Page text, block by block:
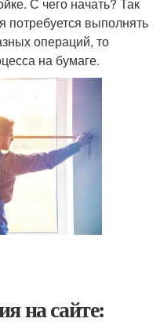
потребуется выполнять
операций, то
на бумаге.
на сайте: